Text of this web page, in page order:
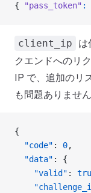
{ "pass_token" :
client_ip
は
クエンドへのリ
IP で、追加のリ
も問題ありません
{
  "code"
: 0,
  "data"
: {
    "valid"
: